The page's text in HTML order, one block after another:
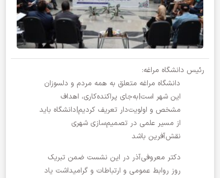
رئیس دانشگاه مراغه:
دانشگاه مراغه متعلق به همه مردم و دلسوزان
این شهر است|به‌جای پراکنده‌کاری، اهداف
مشخص و اولویت‌دار تعریف کردیم|دانشگاه باید
از مسیر علمی در تصمیم‌سازی شهری
نقش‌آفرین باشد
دکتر معروفی‌آذر در این نشست ضمن تبریک
روز روابط عمومی و ارتباطات و گرامیداشت یاد